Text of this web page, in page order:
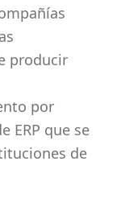
producir
por
ERP que se
de